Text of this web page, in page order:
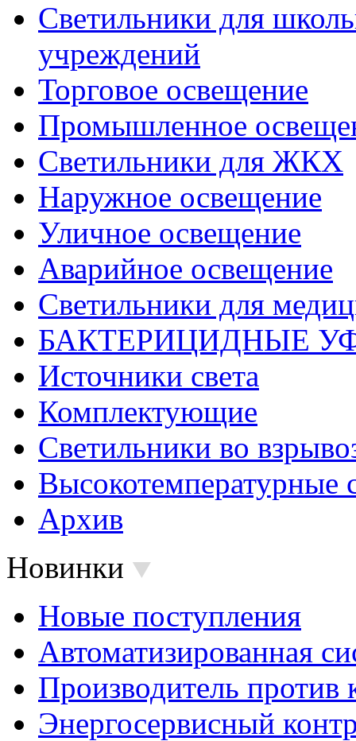
Светильники для
учреждений
Торговое освещение
Промышленное
Светильники для ЖКХ
Наружное освещение
Уличное освещение
Аварийное освещение
Светильники для
БАКТЕРИЦИДНЫЕ
Источники света
Комплектующие
Светильники во
Высокотемпературные
Архив
Новинки
Новые поступления
Автоматизированная
Производитель против
Энергосервисный